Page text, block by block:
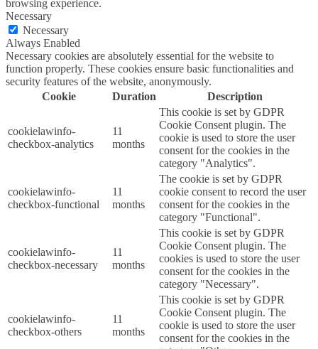
browsing experience.
Necessary
Necessary
Always Enabled
Necessary cookies are absolutely essential for the website to
function properly. These cookies ensure basic functionalities and
security features of the website, anonymously.
Cookie
Duration Description
cookielawinfo-
checkbox-analytics
11
months
This cookie is set by GDPR
Cookie Consent plugin. The
cookie is used to store the user
consent for the cookies in the
category "Analytics".
cookielawinfo-
checkbox-functional
11
months
The cookie is set by GDPR
cookie consent to record the user
consent for the cookies in the
category "Functional".
cookielawinfo-
checkbox-necessary
11
months
This cookie is set by GDPR
Cookie Consent plugin. The
cookies is used to store the user
consent for the cookies in the
category "Necessary".
cookielawinfo-
checkbox-others
11
months
This cookie is set by GDPR
Cookie Consent plugin. The
cookie is used to store the user
consent for the cookies in the